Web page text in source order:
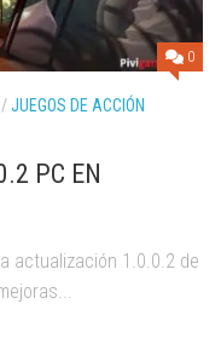
0
/JUEGOS DE ACCIÓN
PC EN
actualización 1.0.0.2 de